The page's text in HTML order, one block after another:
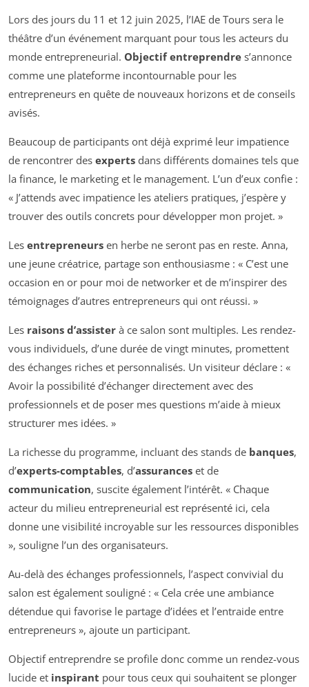
Lors des jours du 11 et 12 juin 2025, l’IAE de Tours sera le
théâtre d’un événement marquant pour tous les acteurs du
monde entrepreneurial. Objectif entreprendre s’annonce
comme une plateforme incontournable pour les
entrepreneurs en quête de nouveaux horizons et de conseils
avisés.
Beaucoup de participants ont déjà exprimé leur impatience
de rencontrer des experts dans différents domaines tels que
la finance, le marketing et le management. L’un d’eux confie :
« J’attends avec impatience les ateliers pratiques, j’espère y
trouver des outils concrets pour développer mon projet. »
Les entrepreneurs en herbe ne seront pas en reste. Anna,
une jeune créatrice, partage son enthousiasme : « C’est une
occasion en or pour moi de networker et de m’inspirer des
témoignages d’autres entrepreneurs qui ont réussi. »
Les raisons d’assister à ce salon sont multiples. Les rendez-
vous individuels, d’une durée de vingt minutes, promettent
des échanges riches et personnalisés. Un visiteur déclare : «
Avoir la possibilité d’échanger directement avec des
professionnels et de poser mes questions m’aide à mieux
structurer mes idées. »
La richesse du programme, incluant des stands de banques,
d’experts-comptables, d’assurances et de
communication, suscite également l’intérêt. « Chaque
acteur du milieu entrepreneurial est représenté ici, cela
donne une visibilité incroyable sur les ressources disponibles
», souligne l’un des organisateurs.
Au-delà des échanges professionnels, l’aspect convivial du
salon est également souligné : « Cela crée une ambiance
détendue qui favorise le partage d’idées et l’entraide entre
entrepreneurs », ajoute un participant.
Objectif entreprendre se profile donc comme un rendez-vous
lucide et inspirant pour tous ceux qui souhaitent se plonger